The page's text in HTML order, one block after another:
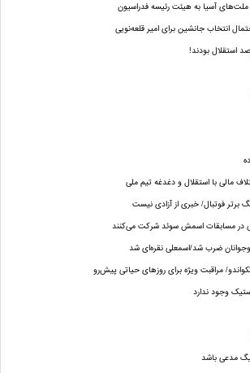
ملت‌های آسیا به هیئت رئیسه فدراسیون
انتخاب جانشین برای امیر قلعه‌نویی
مالی با استقلال و دغدغه تیم ملی
برتر فوتبال/ خبری از آزادی نیست
در مسابقات اسمش سوئد شرکت می‌کنند
ضرب شد/اسمعلی نقره‌ای شد
مراقبت ویژه برای روزهای حیاتی پیش‌رو
وجود ندارد
لیگ مدعی باشد